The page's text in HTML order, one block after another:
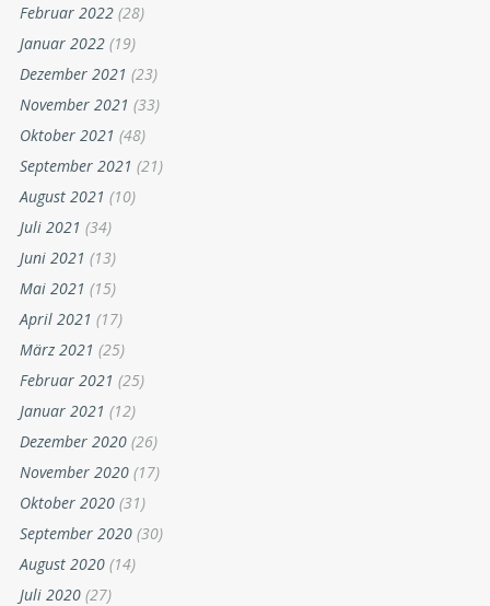
Februar 2022 (28)
Januar 2022 (19)
Dezember 2021 (23)
November 2021 (33)
Oktober 2021 (48)
September 2021 (21)
August 2021 (10)
Juli 2021 (34)
Juni 2021 (13)
Mai 2021 (15)
April 2021 (17)
März 2021 (25)
Februar 2021 (25)
Januar 2021 (12)
Dezember 2020 (26)
November 2020 (17)
Oktober 2020 (31)
September 2020 (30)
August 2020 (14)
Juli 2020 (27)